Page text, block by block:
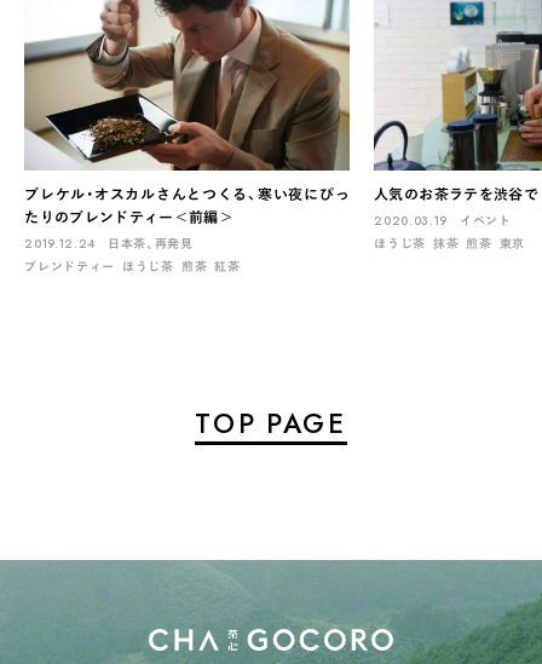
ブレケル・オスカルさんとつくる、寒い夜にぴっ
たりのブレンドティー＜前編＞
2019.12.24
日本茶、再発見
ブレンドティー ほうじ茶 煎茶 紅茶
人気のお茶ラテを渋谷で
2020.03.19
イベント
ほうじ茶 抹茶 煎茶 東京
TOP PAGE